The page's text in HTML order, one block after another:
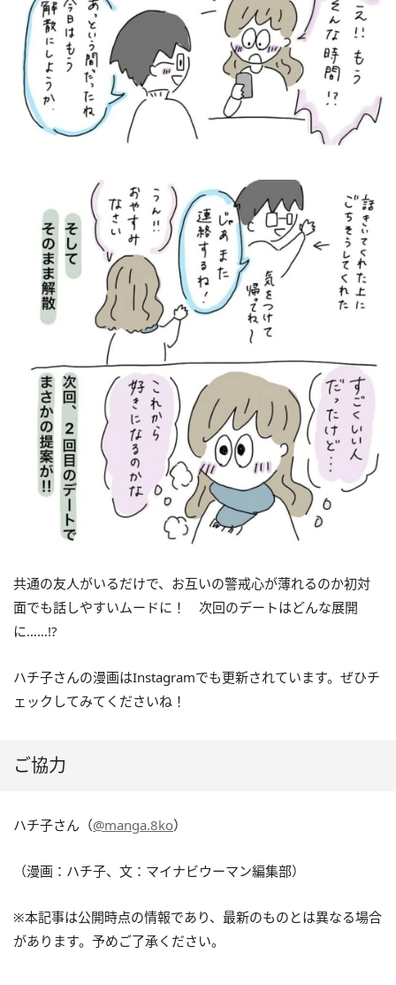
共通の友人がいるだけで、お互いの警戒心が薄れるのか初対
面でも話しやすいムードに！ 次回のデートはどんな展開
に……!?
ハチ子さんの漫画はInstagramでも更新されています。ぜひチ
ェックしてみてくださいね！
ご協力
ハチ子さん（@manga.8ko）
（漫画：ハチ子、文：マイナビウーマン編集部）
※本記事は公開時点の情報であり、最新のものとは異なる場合
があります。予めご了承ください。